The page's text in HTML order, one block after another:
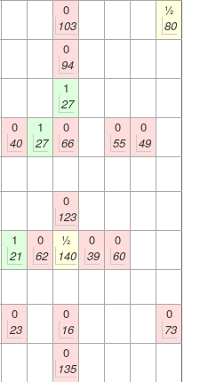
0
103
½
80
0
94
1
27
0
40
1
27
0
66
0
55
0
49
0
123
1
21
0
62
½
140
0
39
0
60
0
23
0
16
0
73
0
135